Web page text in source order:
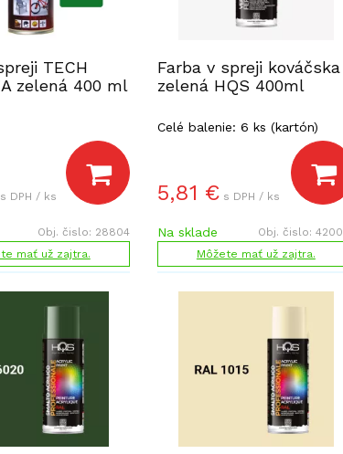
TECH
zelená 400 ml
s DPH / ks
Obj. čislo: 28804
mať už zajtra.
Farba v spreji kováčska
zelená HQS 400ml
Celé balenie: 6 ks (kartón)
5,81 € s DPH / ks
Na sklade Obj. čislo: 420040
Môžete mať už zajtra.